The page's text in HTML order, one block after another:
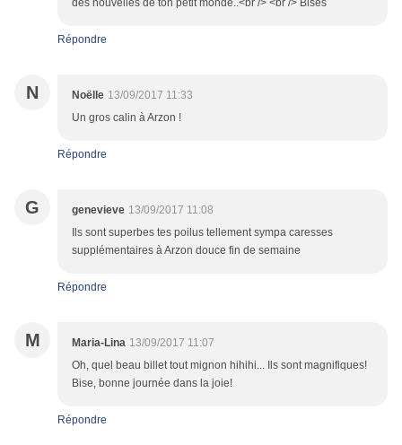
des nouvelles de ton petit monde..<br /> <br /> Bises
Répondre
N Noëlle 13/09/2017 11:33
Un gros calin à Arzon !
Répondre
G genevieve 13/09/2017 11:08
Ils sont superbes tes poilus tellement sympa caresses
supplémentaires à Arzon douce fin de semaine
Répondre
M Maria-Lina 13/09/2017 11:07
Oh, quel beau billet tout mignon hihihi... Ils sont magnifiques!
Bise, bonne journée dans la joie!
Répondre